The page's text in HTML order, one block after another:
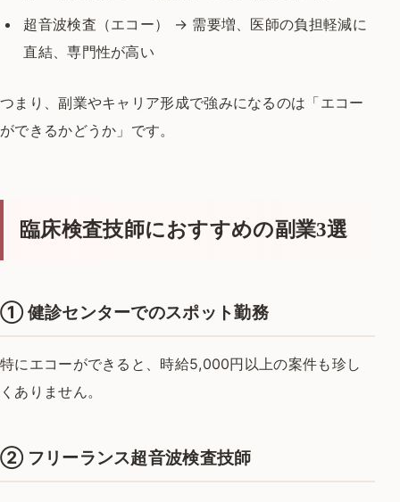
超音波検査（エコー） → 需要増、医師の負担軽減に
直結、専門性が高い
つまり、副業やキャリア形成で強みになるのは「エコー
ができるかどうか」です。
臨床検査技師におすすめの副業3選
①健診センターでのスポット勤務
特にエコーができると、 時給5,000円以上の案件も珍し
くありません。
② フリーランス超音波検査技師